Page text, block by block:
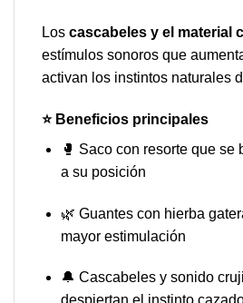
Los cascabeles y el material
estímulos sonoros que
activan los instintos naturales
⭐ Beneficios principales
🥊 Saco con resorte que se
a su posición
🌿 Guantes con hierba
mayor estimulación
🔔 Cascabeles y sonido